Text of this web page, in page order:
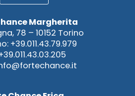
Margherita
78 – 10152 Torino
+39.011.43.79.979